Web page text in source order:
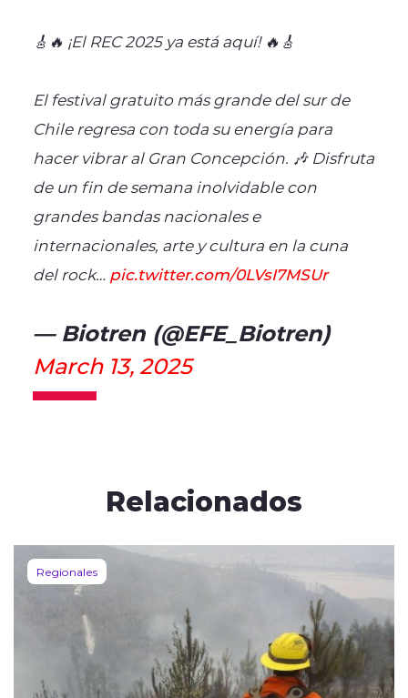
🎸🔥 ¡El REC 2025 ya está aquí! 🔥🎸
El festival gratuito más grande del sur de
Chile regresa con toda su energía para
hacer vibrar al Gran Concepción. 🎶 Disfruta
de un fin de semana inolvidable con
grandes bandas nacionales e
internacionales, arte y cultura en la cuna
del rock… pic.twitter.com/0LVsI7MSUr
— Biotren (@EFE_Biotren)
March 13, 2025
Relacionados
Regionales